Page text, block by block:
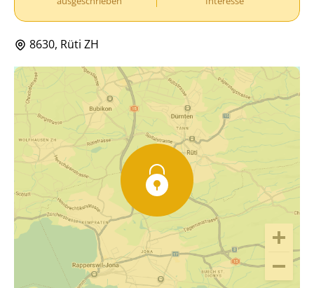
8630, Rüti ZH